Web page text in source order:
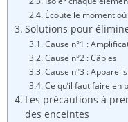
Écoute le moment
Solutions pour
Cause n°1 :
Cause n°2 : Câbles
Cause n°3 :
Ce qu’il faut faire en
Les précautions à
des enceintes